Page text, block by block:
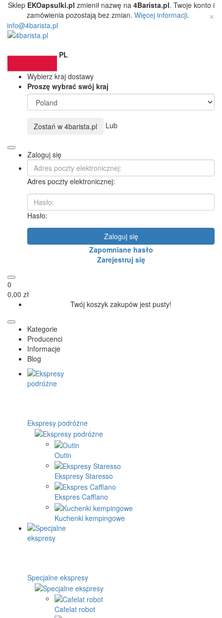
Sklep EKOapsulki.pl zmienił nazwę na 4Barista.pl. Twoje konto i
zamówienia pozostają bez zmian. Więcej informacji. ×
info@4barista.pl
PL
Wybierz kraj dostawy
Proszę wybrać swój kraj
Zostań w 4barista.pl Lub
Zaloguj się
Adres poczty elektronicznej:
Hasło:
Zaloguj się
Zapomniane hasło
Zarejestruj się
0
0,00 zł
Twój koszyk zakupów jest pusty!
Kategorie
Producenci
Informacje
Blog
Ekspresy podróżne
Outin
Ekspresy Staresso
Ekspres Cafflano
Kuchenki kempingowe
Specjalne ekspresy
Cafelat robot